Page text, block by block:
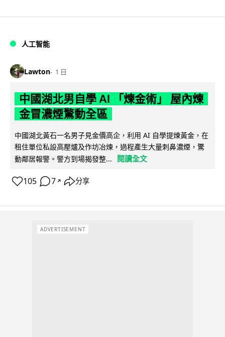
人工智能
Lawton 1 日
中國湖北男自學 AI 「煉金術」 屋內煉
金冒濃煙驚動全區
中國湖北黃石一名男子見金價高企，利用 AI 自學提煉黃金，在
租住單位私設高壓爐及作坊冶煉，過程產生大量刺鼻濃煙，驚
動鄰居報警。警方到場揭發整...
閱讀全文
105 7 ↗ 分享
ADVERTISEMENT